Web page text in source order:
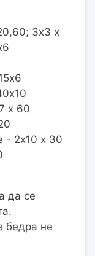
3х3 х
х 60
- 2х10 х 30
да се
бедра не